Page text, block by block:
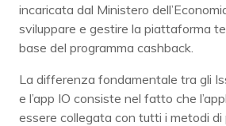
incaricata dal Ministero
sviluppare e gestire la piattaforma
base del programma cashback.
La differenza fondamentale tra gli
e l’app IO consiste nel fatto che
essere collegata con tutti i metodi